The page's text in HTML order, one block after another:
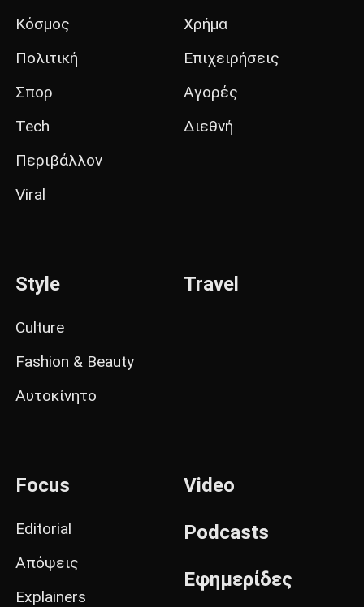
Κόσμος
Πολιτική
Σπορ
Tech
Περιβάλλον
Viral
Χρήμα
Επιχειρήσεις
Αγορές
Διεθνή
Style
Culture
Fashion & Beauty
Αυτοκίνητο
Travel
Focus
Editorial
Απόψεις
Explainers
Video
Podcasts
Εφημερίδες